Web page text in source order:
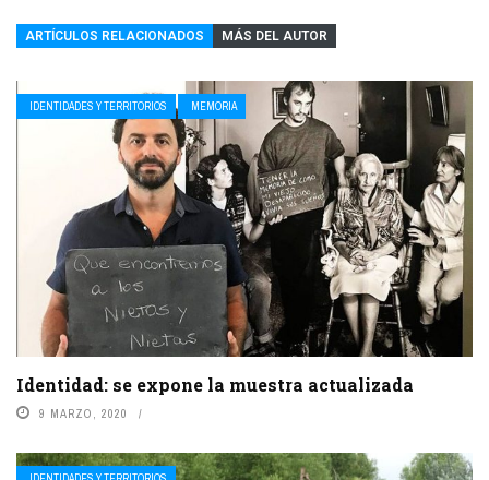
ARTÍCULOS RELACIONADOS MÁS DEL AUTOR
IDENTIDADES Y TERRITORIOS MEMORIA
Identidad: se expone la muestra actualizada
9 MARZO, 2020